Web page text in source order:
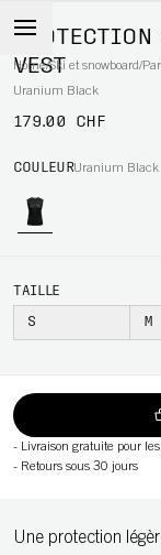
Home/Ski et snowboard/
VEST
Uranium Black
179.00 CHF
COULEURUranium Black
TAILLE
S M
- Livraison gratuite pour
- Retours sous 30 jours
Une protection